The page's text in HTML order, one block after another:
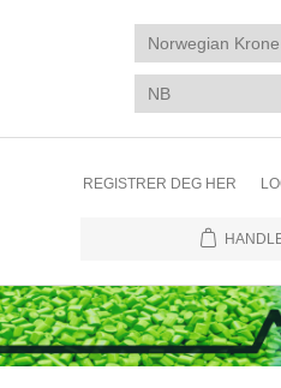
REGISTRER DEG HER